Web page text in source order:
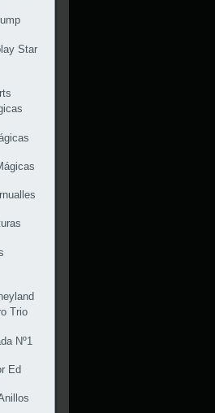
Star
Trio
Nº1
Ed